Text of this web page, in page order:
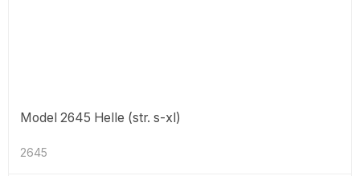
Model 2645 Helle (str. s-xl)
2645